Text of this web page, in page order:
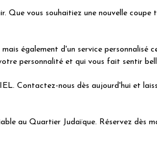
vous souhaitiez une nouvelle coupe
également d'un service personnalisé
personnalité et qui vous fait sentir
Contactez-nous dès aujourd'hui et
au Quartier Judaïque. Réservez dès